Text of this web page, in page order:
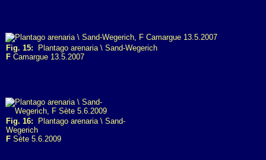
Fig. 15: Plantago arenaria \ Sand-Wegerich
F Camargue 13.5.2007
Fig. 16: Plantago arenaria \ Sand-
Wegerich
F Sète 5.6.2009